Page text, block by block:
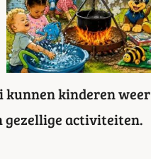
kunnen kinderen weer
gezellige activiteiten.